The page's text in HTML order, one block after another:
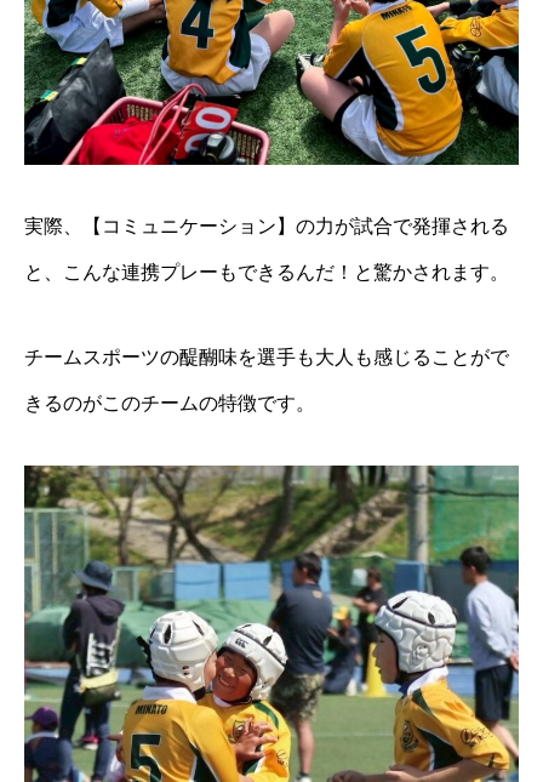
実際、【コミュニケーション】の⼒が試合で発揮される
と、こんな連携プレーもできるんだ！と驚かされます。
チームスポーツの醍醐味を選手も大人も感じることがで
きるのがこのチームの特徴です。